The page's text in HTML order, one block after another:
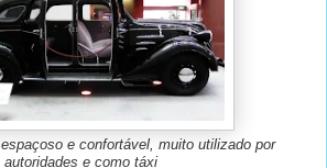
e confortável, muito utilizado por
autoridades e como táxi